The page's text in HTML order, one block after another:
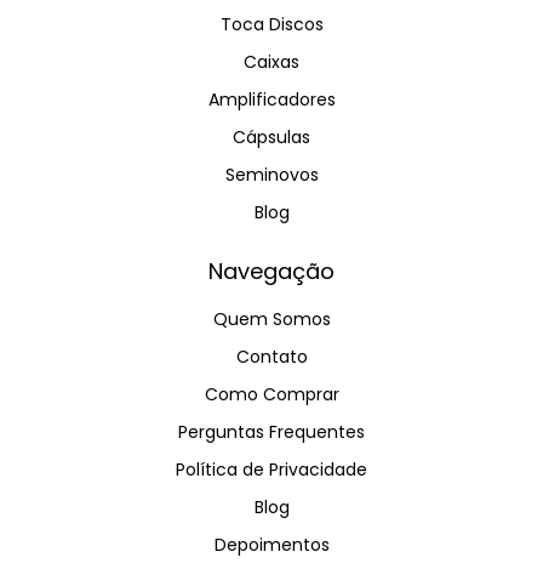
Toca Discos
Caixas
Amplificadores
Cápsulas
Seminovos
Blog
Navegação
Quem Somos
Contato
Como Comprar
Perguntas Frequentes
Política de Privacidade
Blog
Depoimentos